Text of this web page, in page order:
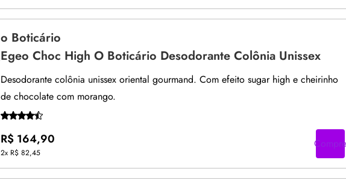
o Boticário
Egeo Choc High O Boticário Desodorante Colônia Unissex
Desodorante colônia unissex oriental gourmand. Com efeito sugar high e cheirinho
de chocolate com morango.
R$ 164,90
2x R$ 82,45
Compre